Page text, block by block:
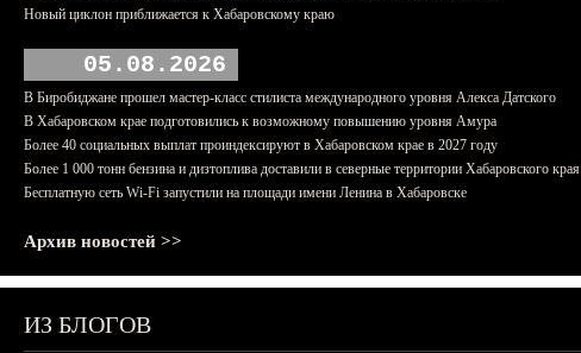
Новый циклон приближается к Хабаровскому краю
05.08.2026
В Биробиджане прошел мастер-класс стилиста международного уровня Алекса Датского
В Хабаровском крае подготовились к возможному повышению уровня Амура
Более 40 социальных выплат проиндексируют в Хабаровском крае в 2027 году
Более 1 000 тонн бензина и дизтоплива доставили в северные территории Хабаровского края
Бесплатную сеть Wi-Fi запустили на площади имени Ленина в Хабаровске
Архив новостей >>
ИЗ БЛОГОВ